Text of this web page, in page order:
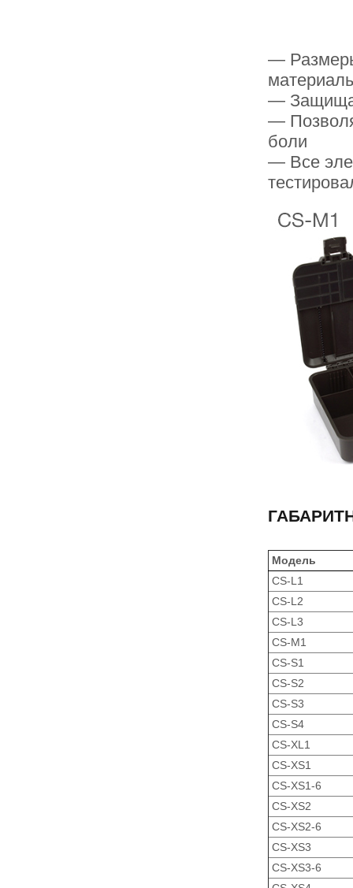
—
—
—
боли
— Все
Модель
CS-L1
CS-L2
CS-L3
CS-M1
CS-S1
CS-S2
CS-S3
CS-S4
CS-XL1
CS-XS1
CS-XS1-6
CS-XS2
CS-XS2-6
CS-XS3
CS-XS3-6